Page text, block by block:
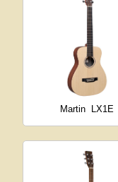
Martin LX1E